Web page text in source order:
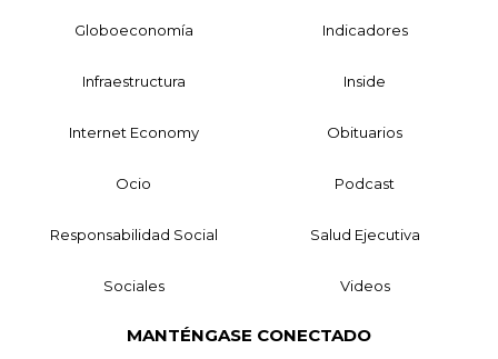
Globoeconomía Indicadores
Infraestructura Inside
Internet Economy Obituarios
Ocio Podcast
Responsabilidad Social Salud Ejecutiva
Sociales Videos
MANTÉNGASE CONECTADO